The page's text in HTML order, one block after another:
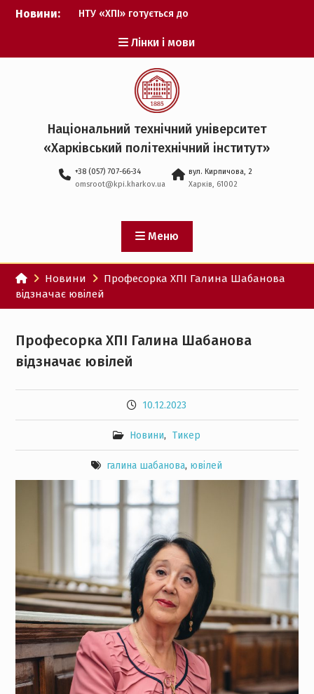
Перейти
Новини:
НТУ «ХПІ» готується до
Музичні таланти ХПІ
запрошуються на
Всеукраїнський
фестиваль «Червона
рута – 2027»
ХПІ уклав угоду про
партнерство з ДержНДІ
технологій кібербезпеки
Головнокомандувачем
Збройних Сил України
участю ХПІ обговорили
перспективи українсько-
іспанського
технологічного
партнерства
Лінки і мови
Національний технічний університет
«Харківський політехнічний iнститут»
+38 (057) 707-66-34
omsroot@kpi.kharkov.ua
вул. Кирпичова, 2
Харків, 61002
Меню
Новини
Професорка ХПІ Галина Шабанова
відзначає ювілей
Професорка ХПІ Галина Шабанова
відзначає ювілей
10.12.2023
Новини, Тикер
галина шабанова, ювілей